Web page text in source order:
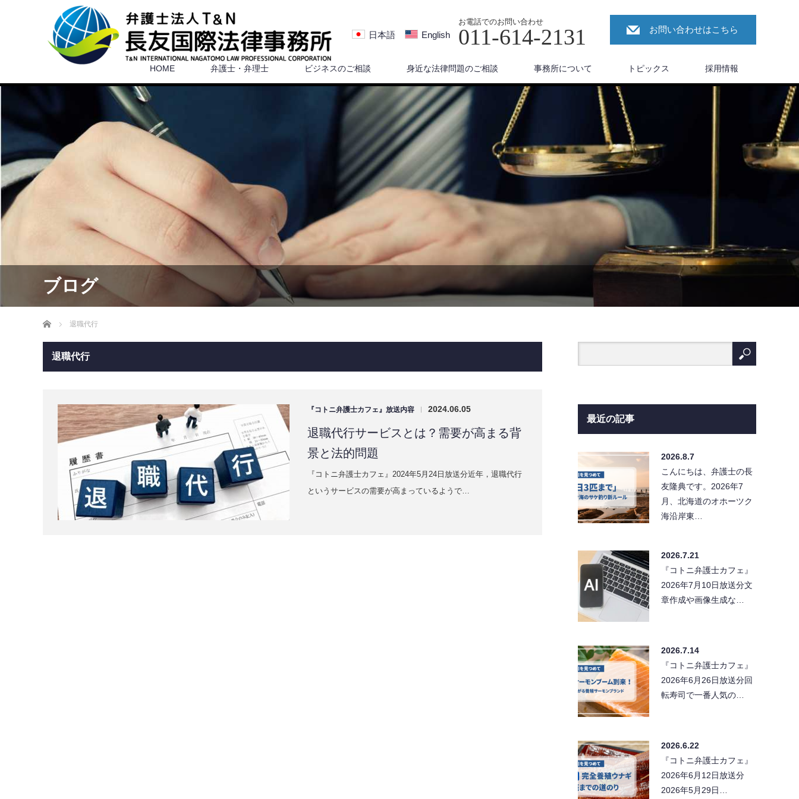
日本語 English
お電話でのお問い合わせ
011-614-2131 お問い合わせはこちら
HOME 弁護士・弁理士 ビジネスのご相談 身近な法律問題のご相談 事務所について トピックス 採用情報
ブログ
ホーム 退職代行
退職代行
『コトニ弁護士カフェ』放送内容 | 2024.06.05
退職代行サービスとは？需要が高まる背
景と法的問題
『コトニ弁護士カフェ』2024年5月24日放送分近年，退職代行
というサービスの需要が高まっているようで…
最近の記事
2026.8.7
こんにちは、弁護士の長
友隆典です。2026年7
月、北海道のオホーツク
海沿岸東…
2026.7.21
『コトニ弁護士カフェ』
2026年7月10日放送分文
章作成や画像生成な…
2026.7.14
『コトニ弁護士カフェ』
2026年6月26日放送分回
転寿司で一番人気の…
2026.6.22
『コトニ弁護士カフェ』
2026年6月12日放送分
2026年5月29日…